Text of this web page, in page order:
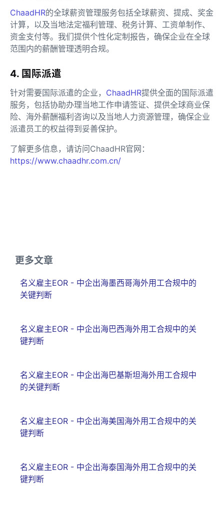
ChaadHR的全球薪资管理服务包括全球薪资、提成、奖金
计算，以及当地法定福利管理、税务计算、工资单制作、
资金支付等。我们提供个性化定制报告，确保企业在全球
范围内的薪酬管理透明合规。
4. 国际派遣
针对需要国际派遣的企业， ChaadHR提供全面的国际派遣
服务，包括协助办理当地工作申请签证、提供全球商业保
险、海外薪酬福利咨询以及当地人力资源管理，确保企业
派遣员工的权益得到妥善保护。
了解更多信息，请访问ChaadHR官网：
https://www.chaadhr.com.cn/
更多文章
名义雇主EOR - 中企出海墨西哥海外用工合规中的
关键判断
名义雇主EOR - 中企出海巴西海外用工合规中的关
键判断
名义雇主EOR - 中企出海巴基斯坦海外用工合规中
的关键判断
名义雇主EOR - 中企出海美国海外用工合规中的关
键判断
名义雇主EOR - 中企出海泰国海外用工合规中的关
键判断